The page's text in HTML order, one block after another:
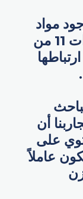
مواد
معطلة للتمثيل الغذائي في عبوات 11 من
ارتباطها
أن
على
عاملاً